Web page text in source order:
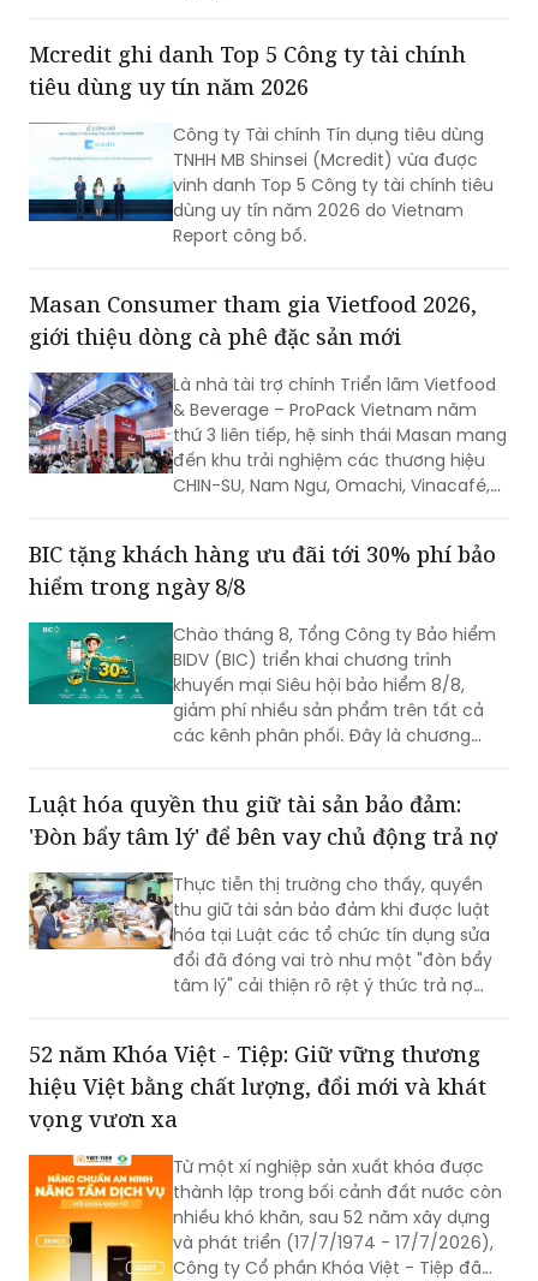
doanh nghiệp rút ngắn quy trình phê
duyệt chi tiêu, trao quyền chủ động
chặt chẽ ngân sách và dòng tiền theo
thời gian thực.
Mcredit ghi danh Top 5 Công ty tài chính
tiêu dùng uy tín năm 2026
Công ty Tài chính Tín dụng tiêu dùng
TNHH MB Shinsei (Mcredit) vừa được
vinh danh Top 5 Công ty tài chính tiêu
dùng uy tín năm 2026 do Vietnam
Report công bố.
Masan Consumer tham gia Vietfood 2026,
giới thiệu dòng cà phê đặc sản mới
Là nhà tài trợ chính Triển lãm Vietfood
& Beverage – ProPack Vietnam năm
thứ 3 liên tiếp, hệ sinh thái Masan mang
đến khu trải nghiệm các thương hiệu
CHIN-SU, Nam Ngư, Omachi, Vinacafé,
hiện tại triển lãm. Sự kiện diễn ra từ
ngày 6-8/8/2026, tại Trung tâm Hội
BIC tặng khách hàng ưu đãi tới 30% phí bảo
hiểm trong ngày 8/8
Chào tháng 8, Tổng Công ty Bảo hiểm
BIDV (BIC) triển khai chương trình
khuyến mại Siêu hội bảo hiểm 8/8,
giảm phí nhiều sản phẩm trên tất cả
các kênh phân phối. Đây là chương
Luật hóa quyền thu giữ tài sản bảo đảm:
'Đòn bẩy tâm lý' để bên vay chủ động trả nợ
Thực tiễn thị trường cho thấy, quyền
thu giữ tài sản bảo đảm khi được luật
hóa tại Luật các tổ chức tín dụng sửa
đổi đã đóng vai trò như một "đòn bẩy
tâm lý" cải thiện rõ rệt ý thức trả nợ
52 năm Khóa Việt - Tiệp: Giữ vững thương
hiệu Việt bằng chất lượng, đổi mới và khát
vọng vươn xa
Từ một xí nghiệp sản xuất khóa được
thành lập trong bối cảnh đất nước còn
nhiều khó khăn, sau 52 năm xây dựng
và phát triển (17/7/1974 - 17/7/2026),
Công ty Cổ phần Khóa Việt - Tiệp đã